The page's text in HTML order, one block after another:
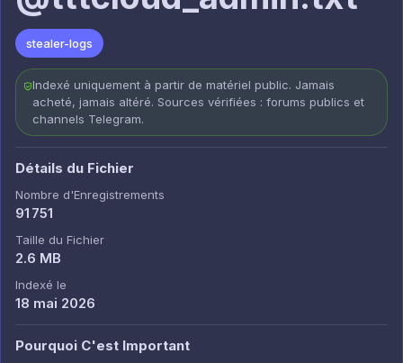
stealer-logs
Indexé uniquement à partir de matériel public. Jamais
acheté, jamais altéré. Sources vérifiées : forums publics et
channels Telegram.
Détails du Fichier
Nombre d'Enregistrements
91 751
Taille du Fichier
2.6 MB
Indexé le
18 mai 2026
Pourquoi C'est Important